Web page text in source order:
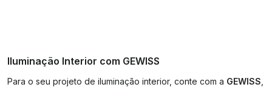
Iluminação Interior com GEWISS
Para o seu projeto de iluminação interior, conte com a GEWISS